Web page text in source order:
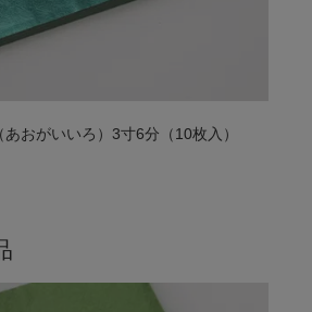
おがいいろ）3寸6分（10枚入）